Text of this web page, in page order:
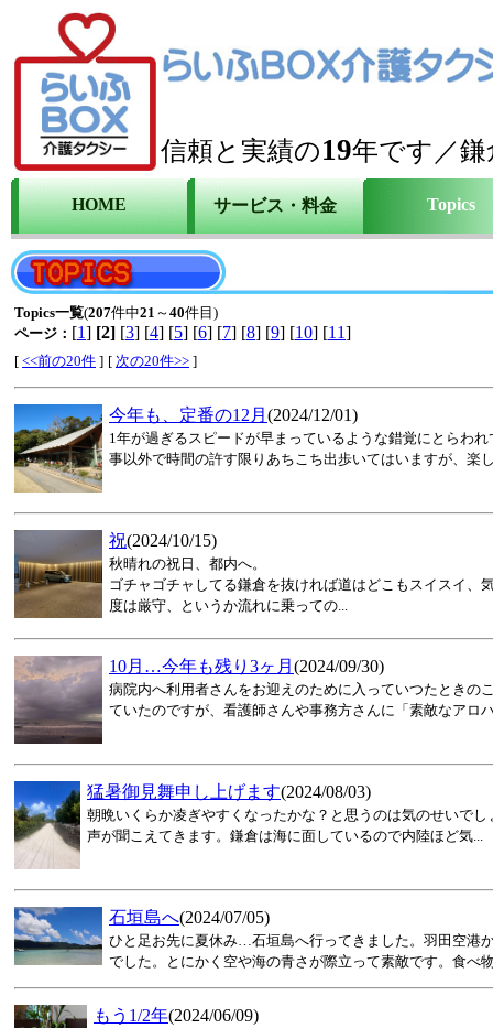
信頼と実績の19年です／鎌
HOME サービス・料金 Topics
Topics一覧(207件中21 ～40件目)
ページ： [1] [2] [3] [4] [5] [6] [7] [8] [9] [10] [11]
[ <<前の20件 ] [ 次の20件>> ]
今年も、定番の12月 (2024/12/01)
1年が過ぎるスピードが早まっているような錯覚にとらわ
事以外で時間の許す限りあちこち出歩いてはいますが、楽
祝(2024/10/15)
秋晴れの祝日、都内へ。
ゴチャゴチャしてる鎌倉を抜ければ道はどこもスイスイ、
度は厳守、というか流れに乗っての...
10月…今年も残り3ヶ月 (2024/09/30)
病院内へ利用者さんをお迎えのために入っていつたときの
ていたのですが、看護師さんや事務方さんに「素敵なアロ
猛暑御見舞申し上げます(2024/08/03)
朝晩いくらか凌ぎやすくなったかな？と思うのは気のせいで
声が聞こえてきます。鎌倉は海に面しているので内陸ほど気...
石垣島へ(2024/07/05)
ひと足お先に夏休み…石垣島へ行ってきました。羽田空港
でした。とにかく空や海の青さが際立って素敵です。食べ
もう1/2年(2024/06/09)